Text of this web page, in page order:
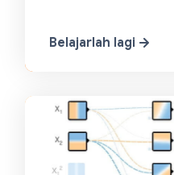
Belajarlah lagi